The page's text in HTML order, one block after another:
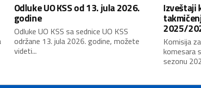
Odluke UO KSS od 13. jula 2026.
godine
Odluke UO KSS sa sednice UO KSS
održane 13. jula 2026. godine, možete
videti...
Izveštaji
2025/
Komisija
komesara
sezonu